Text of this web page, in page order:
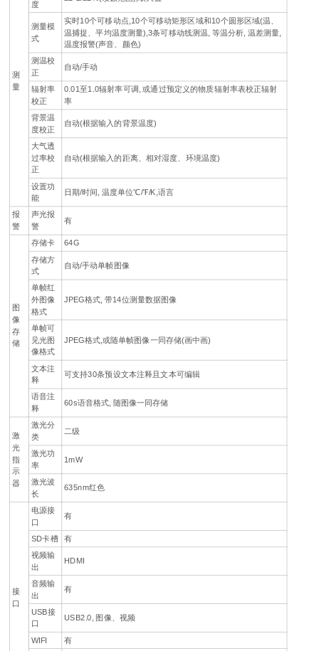
测
量
度
测量模
式
实时10个可移动点,10个可移动矩形区域和10个圆形区域(温、
温捕捉、平均温度测量),3条可移动线测温, 等温分析, 温差测量,
温度报警(声音、颜色)
测温校
正
自动/手动
辐射率
校正
0.01至1.0辐射率可调, 或通过预定义的物质辐射率表校正辐射
率
背景温
度校正
自动(根据输入的背景温度)
大气透
过率校
正
自动(根据输入的距离、相对湿度、环境温度)
设置功
能
日期/时间, 温度单位℃/℉/K,语言
报
警
声光报
警
有
图
像
存
储
存储卡
64G
存储方
式
自动/手动单帧图像
单帧红
外图像
格式
JPEG格式, 带14位测量数据图像
单帧可
见光图
像格式
JPEG格式,或随单帧图像一同存储(画中画)
文本注
释
可支持30条预设文本注释且文本可编辑
语音注
释
60s语音格式, 随图像一同存储
激
光
指
示
器
激光分
类
二级
激光功
率
1mW
激光波
长
635nm红色
接
口
电源接
口
有
SD卡槽 有
视频输
出
HDMI
音频输
出
有
USB接
口
USB2.0, 图像、视频
WIFI
有